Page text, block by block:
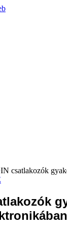
csatlakozók